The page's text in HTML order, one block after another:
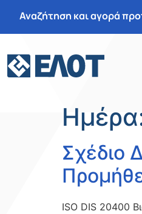
Αναζήτηση και αγορά
Σχέδιο
ISO DIS 20400